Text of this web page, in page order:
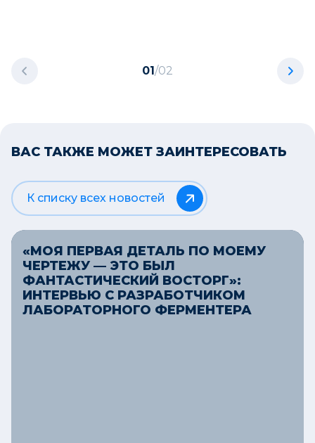
01/02
ВАС ТАКЖЕ МОЖЕТ ЗАИНТЕРЕСОВАТЬ
К списку всех новостей
«МОЯ ПЕРВАЯ ДЕТАЛЬ ПО МОЕМУ
ЧЕРТЕЖУ — ЭТО БЫЛ
ФАНТАСТИЧЕСКИЙ ВОСТОРГ»:
ИНТЕРВЬЮ С РАЗРАБОТЧИКОМ
ЛАБОРАТОРНОГО ФЕРМЕНТЕРА